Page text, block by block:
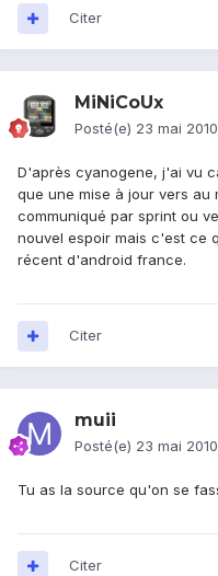
Citer
MiNiCoUx
Posté(e) 23 mai 2010
D'après cyanogene, j'ai vu
que une mise à jour vers au
communiqué par sprint ou
nouvel espoir mais c'est ce
récent d'android france.
Citer
muii
Posté(e) 23 mai 2010
Tu as la source qu'on se
Citer